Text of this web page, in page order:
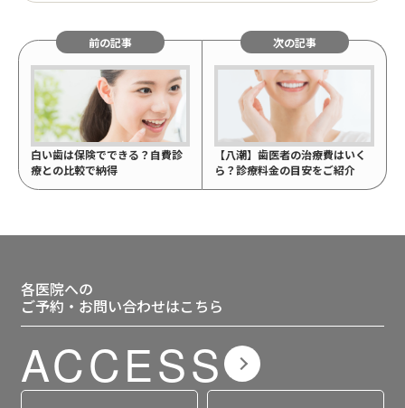
前の記事
白い歯は保険でできる？自費診
療との比較で納得
次の記事
【八潮】歯医者の治療費はいく
ら？診療料金の目安をご紹介
各医院への
ご予約・お問い合わせはこちら
ACCESS